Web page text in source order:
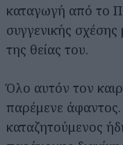
καταγωγή από το
συγγενικής σχέσης
της θείας του.
Όλο αυτόν τον
παρέμενε
καταζητούμενος